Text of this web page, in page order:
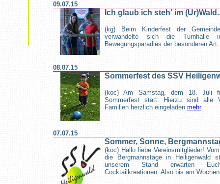
09.07.15
Ich glaub ich steh' im
(kg) Beim Kinderfest der
verwandelte sich die Turnhalle
Bewegungsparadies der besonderen
08.07.15
Sommerfest des SSV
(koc) Am Samstag, dem 18. Juli
Sommerfest statt. Hierzu sind alle
Familien herzlich eingeladen mehr
07.07.15
Sommer, Sonne,
(koc) Hallo liebe Vereinsmitglieder!
die Bergmannstage in Heiligenwald
unserem Stand erwarten
Cocktailkreationen. Also bis am